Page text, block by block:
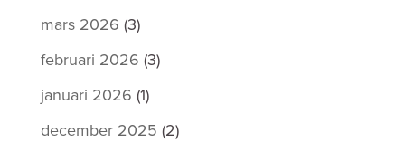
mars 2026 (3)
februari 2026 (3)
januari 2026 (1)
december 2025 (2)